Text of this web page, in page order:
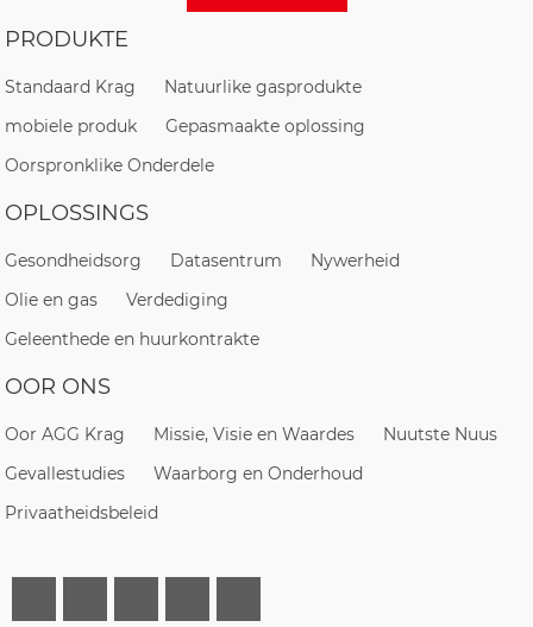
PRODUKTE
Standaard Krag
Natuurlike gasprodukte
mobiele produk
Gepasmaakte oplossing
Oorspronklike Onderdele
OPLOSSINGS
Gesondheidsorg Datasentrum
Nywerheid
Olie en gas
Verdediging
Geleenthede en huurkontrakte
OOR ONS
Oor AGG Krag Missie, Visie en Waardes
Nuutste Nuus
Gevallestudies
Waarborg en Onderhoud
Privaatheidsbeleid